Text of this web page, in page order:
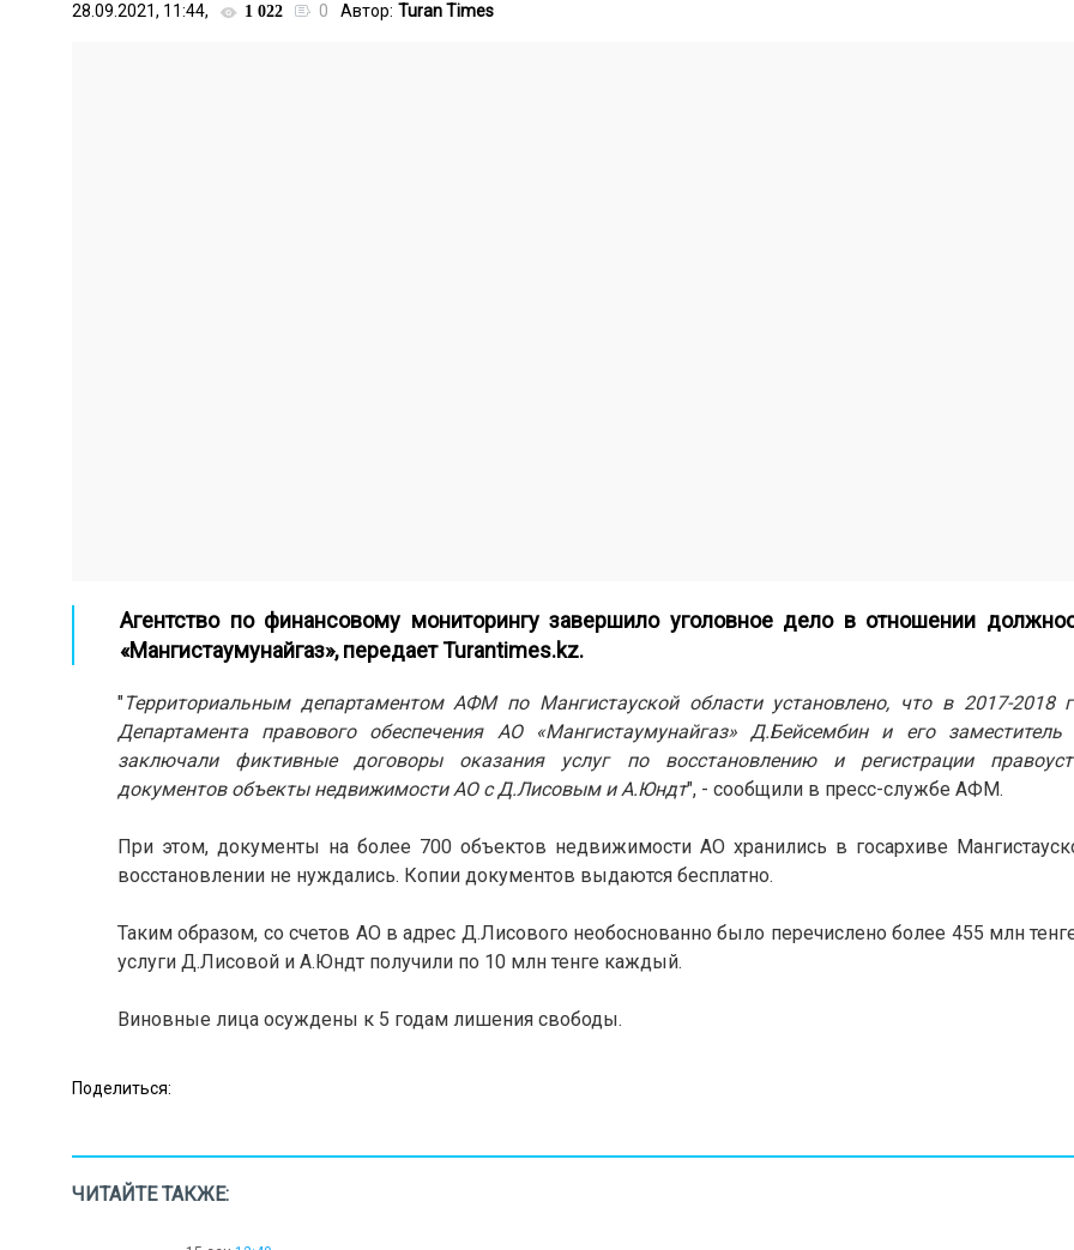
28.09.2021, 11:44, 1 022 0 Автор: Turan Times
Агентство по финансовому мониторингу завершило уголовное дело в отношении
«Мангистаумунайгаз», передаетTurantimes.kz.
"Территориальным департаментом АФМ по Мангистауской области установлено, что в 2017-2018
Департамента правового обеспечения АО «Мангистаумунайгаз» Д.Бейсембин и его заместитель
заключали фиктивные договоры оказания услуг по восстановлению и регистрации
документов объекты недвижимости АО с Д.Лисовым и А.Юндт", - сообщили в пресс-службе АФМ.
При этом, документы на более 700 объектов недвижимости АО хранились в госархиве
восстановлении не нуждались. Копии документов выдаются бесплатно.
Таким образом, со счетов АО в адрес Д.Лисового необоснованно было перечислено более 455 млн
услуги Д.Лисовой и А.Юндт получили по 10 млн тенге каждый.
Виновные лица осуждены к 5 годам лишения свободы.
Поделиться:
ЧИТАЙТЕ ТАКЖЕ: